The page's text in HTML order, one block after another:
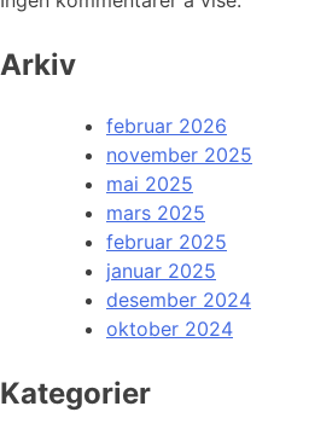
Arkiv
februar 2026
november 2025
mai 2025
mars 2025
februar 2025
januar 2025
desember 2024
oktober 2024
Kategorier